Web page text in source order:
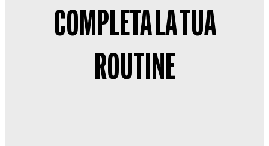
COMPLETA LA TUA
ROUTINE